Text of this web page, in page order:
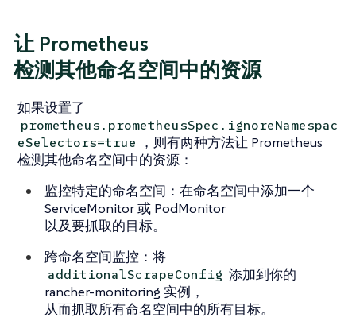
让 Prometheus
检测其他命名空间中的资源
如果设置了
prometheus.prometheusSpec.ignoreNamespac
eSelectors=true
，则有两种方法让 Prometheus
检测其他命名空间中的资源：
监控特定的命名空间 ：在命名空间中添加一个
ServiceMonitor 或 PodMonitor
以及要抓取的目标。
跨命名空间监控 ：将
additionalScrapeConfig 添加到你的
rancher-monitoring 实例，
从而抓取所有命名空间中的所有目标。